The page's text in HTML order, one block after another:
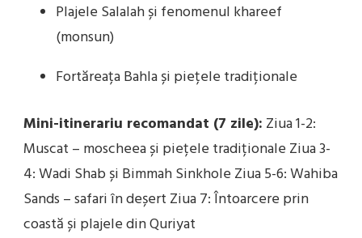
Plajele Salalah și fenomenul khareef
(monsun)
Fortăreața Bahla și piețele tradiționale
Mini-itinerariu recomandat (7 zile): Ziua 1-2:
Muscat – moscheea și piețele tradiționale Ziua 3-
4: Wadi Shab și Bimmah Sinkhole Ziua 5-6: Wahiba
Sands – safari în deșert Ziua 7: Întoarcere prin
coastă și plajele din Quriyat